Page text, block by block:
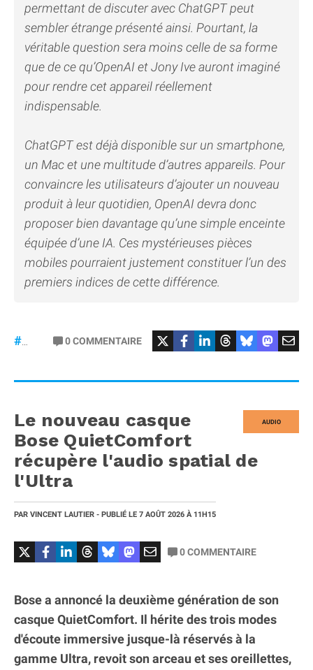
permettant de discuter avec ChatGPT peut
sembler étrange présenté ainsi. Pourtant, la
véritable question sera moins celle de sa forme
que de ce qu’OpenAI et Jony Ive auront imaginé
pour rendre cet appareil réellement
indispensable.
ChatGPT est déjà disponible sur un smartphone,
un Mac et une multitude d’autres appareils. Pour
convaincre les utilisateurs d’ajouter un nouveau
produit à leur quotidien, OpenAI devra donc
proposer bien davantage qu’une simple enceinte
équipée d’une IA. Ces mystérieuses pièces
mobiles pourraient justement constituer l’un des
premiers indices de cette différence.
#OpenAI
0COMMENTAIRE
AUDIO
Le nouveau casque
Bose QuietComfort
récupère l'audio spatial de
l'Ultra
PAR VINCENT LAUTIER - PUBLIÉ LE 7 AOÛT 2026 À 11H15
0COMMENTAIRE
Bose a annoncé la deuxième génération de son
casque QuietComfort. Il hérite des trois modes
d'écoute immersive jusque-là réservés à la
gamme Ultra, revoit son arceau et ses oreillettes,